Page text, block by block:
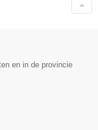
en in de provincie